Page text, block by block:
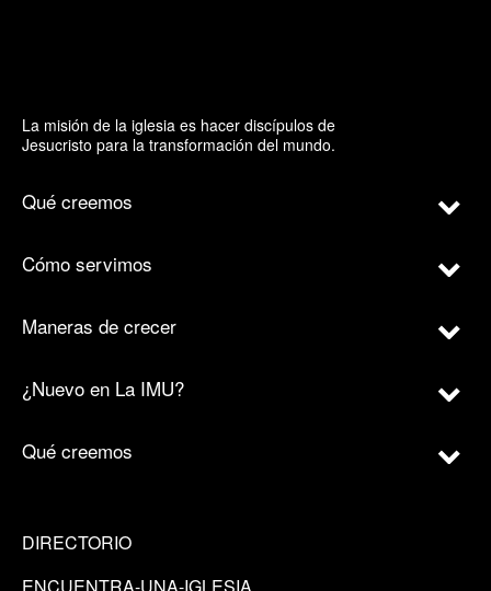
La misión de la iglesia es hacer discípulos de
Jesucristo para la transformación del mundo.
Qué creemos
Cómo servimos
Maneras de crecer
¿Nuevo en La IMU?
Qué creemos
DIRECTORIO
ENCUENTRA-UNA-IGLESIA